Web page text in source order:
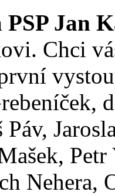
Jan
Chci
Páv,
Nehera,